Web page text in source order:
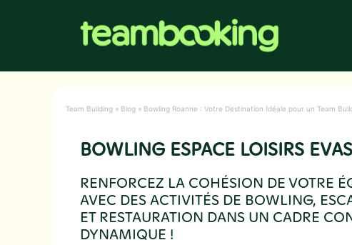
Team Building » Blog » Bowling Roanne : Votre Destination Idéale pour un Team
BOWLING ESPACE LOISIRS
RENFORCEZ LA COHÉSION DE VOTRE
AVEC DES ACTIVITÉS DE BOWLING,
ET RESTAURATION DANS UN CADRE
DYNAMIQUE !